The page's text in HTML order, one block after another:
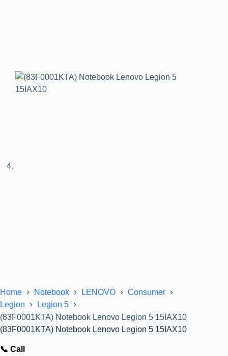
Home Notebook LENOVO
Consumer
Legion
Legion 5
(83F0001KTA) Notebook Lenovo Legion 5 15IAX10
(83F0001KTA) Notebook Lenovo Legion 5 15IAX10
📞 Call